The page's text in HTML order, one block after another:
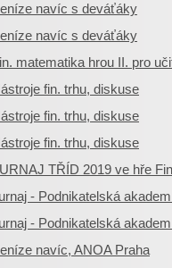
navíc s deváťáky
navíc s deváťáky
matematika hrou II. pro
fin. trhu, diskuse
fin. trhu, diskuse
fin. trhu, diskuse
TŘÍD 2019 ve hře
- Podnikatelská
- Podnikatelská
navíc, ANOA Praha